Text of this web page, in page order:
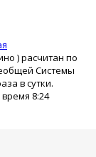
) расчитан по
Системы
в сутки.
8:24